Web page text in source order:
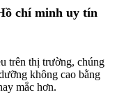
chí minh uy tín
trên thị trường, chúng
không cao bằng
mắc hơn.